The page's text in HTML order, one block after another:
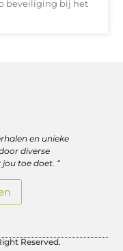
beveiliging bij het
en unieke
diverse
toe doet. “
Reserved.